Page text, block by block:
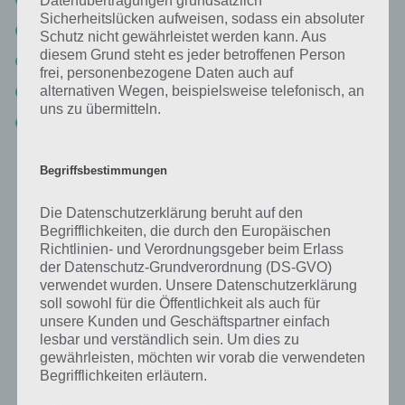
omen
äonen
domäne
Die Spiele App Wort Guru von Word Puzzle Games begeistert
mittlerweile Millionen Spieler auf der ganzen Welt. Alleine in
Deutschland kommt die App auf über 5 Millionen Downloads,
weshalb die Puzzle App zu den beliebtesten Wortspielen im Google
Play Store und iTunes App Store zählt. In dieser musst du anhand
der vorgegebenen Buchstaben die gesuchten Lösungen finden.
Manchmal ist eine Lösung zwar korrekt, in dem Level jedoch nicht
gesucht, was dir Bonuswörter einbringt, die später in Münzen
umgetauscht werden. Mittels Münzen kannst du dir Buchstaben der
Sicherheitslücken aufweisen, sodass ein absoluter
Schutz nicht gewährleistet werden kann. Aus
diesem Grund steht es jeder betroffenen Person
frei, personenbezogene Daten auch auf
alternativen Wegen, beispielsweise telefonisch, an
uns zu übermitteln.
Begriffsbestimmungen
Die Datenschutzerklärung beruht auf den
Begrifflichkeiten, die durch den Europäischen
Richtlinien- und Verordnungsgeber beim Erlass
der Datenschutz-Grundverordnung (DS-GVO)
verwendet wurden. Unsere Datenschutzerklärung
soll sowohl für die Öffentlichkeit als auch für
unsere Kunden und Geschäftspartner einfach
lesbar und verständlich sein. Um dies zu
gewährleisten, möchten wir vorab die verwendeten
Begrifflichkeiten erläutern.